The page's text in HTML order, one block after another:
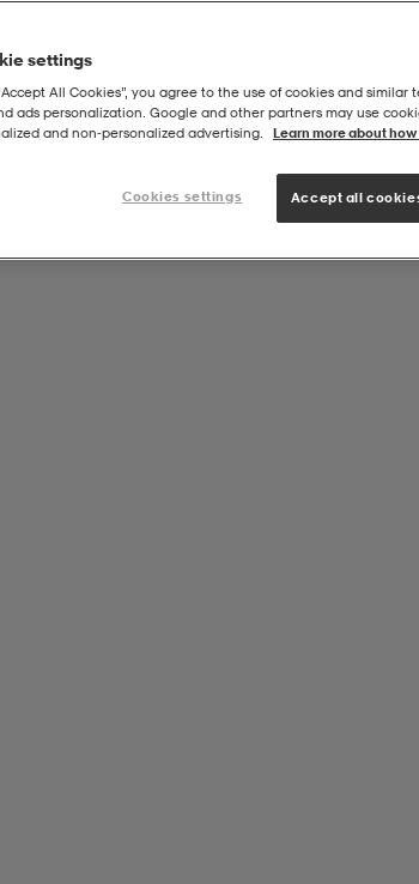
30g
settings
All Cookies”, you agree to the use of cookies and
ads personalization. Google and other partners may use
and non‑personalized advertising.
Learn more about
Cookies settings Accept all